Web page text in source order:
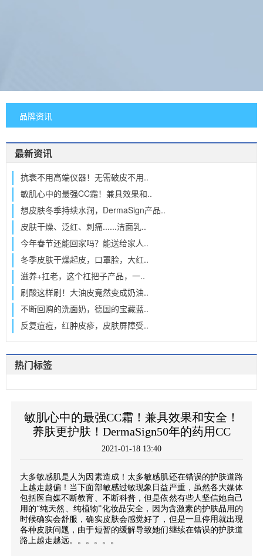
品牌资讯
最新资讯
抗衰不用高端仪器！无需破皮不用..
敏肌心中的最强CC霜！兼具效果和..
想皮肤冬季持续水润，DermaSign产品..
皮肤干燥、泛红、刺痛......洁面乳..
今年春节还能回家吗？能送给家人..
冬季皮肤干燥起皮，口罩脸，大红..
滋养+扛老，这个杠把子产品，一..
刷酸这样刷！大油皮竟然变成奶油..
不断回购的洗面奶，德国的宝藏蓝..
反复痘痘，红肿皮疹，皮肤屏障受..
热门标签
敏肌心中的最强CC霜！兼具效果和安全！
养肤更护肤！DermaSign50年的药用CC
2021-01-18 13:40
大多敏感肌是人为因素造成！太多敏感肌还在错误的护肤道路
上越走越偏！当下面部敏感过敏现象日益严重，虽然各大媒体
包括医自媒不断教育、不断科普，但是依然有些人坚信她自己
用的“纯天然、纯植物”化妆品安全，因为含激素的护肤品用的
时候确实会舒服，确实皮肤会感觉好了，但是一旦停用就出现
各种皮肤问题，由于短暂的缓解导致她们继续在错误的护肤道
路上越走越远。。。。。。